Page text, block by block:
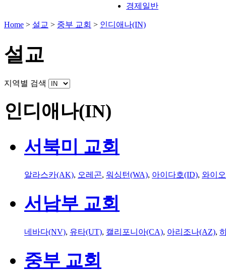
경제일반
Home > 설교 > 중부 교회 > 인디애나(IN)
설교
지역별 검색
인디애나(IN)
서북미 교회
알라스카(AK), 오레곤, 워싱턴(WA), 아이다호(ID), 와이
서남부 교회
네바다(NV), 유타(UT), 캘리포니아(CA), 아리조나(AZ),
중부 교회